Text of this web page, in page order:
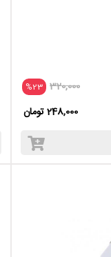
%23 320,000
248,000 تومان